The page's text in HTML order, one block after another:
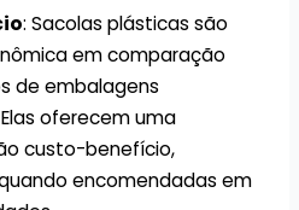
: Sacolas plásticas são
em comparação
de embalagens
oferecem uma
custo-benefício,
encomendadas em